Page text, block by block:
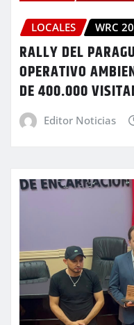
LOCALES WRC
RALLY DEL
OPERATIVO
DE 400.000
Editor Noticias